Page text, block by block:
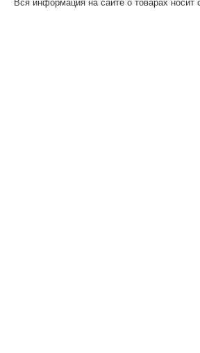
Вся информация на сайте о товарах носит